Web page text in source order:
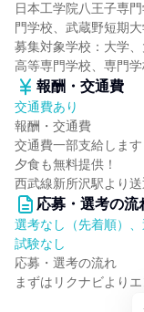
日本工学院八王子専
門学校、武蔵野短期
募集対象学校：大学
高等専門学校、専門学
報酬・交通費
交通費あり
報酬・交通費
交通費一部支給しま
夕食も無料提供！
西武線新所沢駅より送
応募・選考の流
選考なし（先着順）
試験なし
応募・選考の流れ
まずはリクナビより